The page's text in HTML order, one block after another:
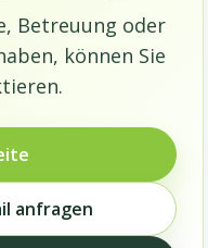
Betreuung oder
können Sie
anfragen